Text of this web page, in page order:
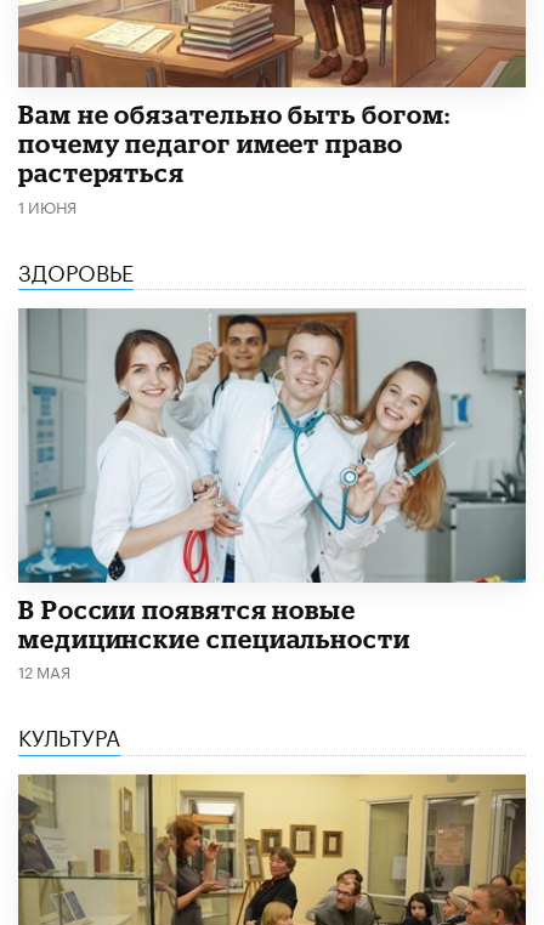
​Вам не обязательно быть богом:
почему педагог имеет право
растеряться
1 ИЮНЯ
ЗДОРОВЬЕ
В России появятся новые
медицинские специальности
12 МАЯ
КУЛЬТУРА